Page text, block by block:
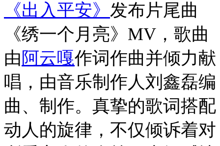
《出入平安》 发布片尾曲
《绣一个月亮》MV，歌曲
由 阿云嘎作词作曲并倾力献
唱，由音乐制作人刘鑫磊编
曲、制作。真挚的歌词搭配
动人的旋律，不仅倾诉着对